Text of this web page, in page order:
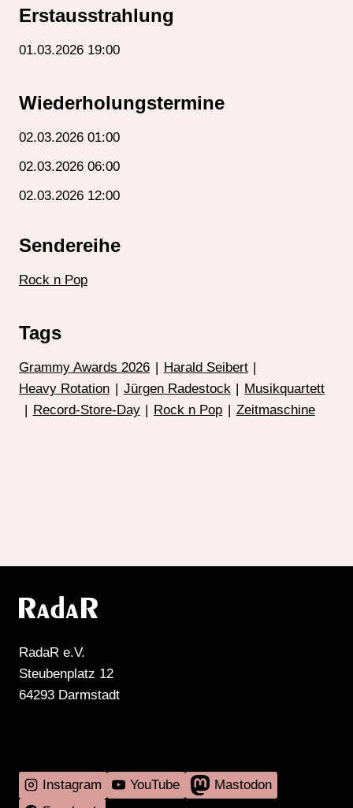
Erstausstrahlung
01.03.2026 19:00
Wiederholungstermine
02.03.2026 01:00
02.03.2026 06:00
02.03.2026 12:00
Sendereihe
Rock n Pop
Tags
Grammy Awards 2026 Harald Seibert
Heavy Rotation
Jürgen Radestock
Musikquartett
Record-Store-Day Rock n Pop Zeitmaschine
RadaR e.V.
Steubenplatz 12
64293 Darmstadt
Instagram YouTube
Mastodon